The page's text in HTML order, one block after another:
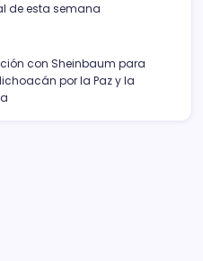
de esta semana
con Sheinbaum para
por la Paz y la